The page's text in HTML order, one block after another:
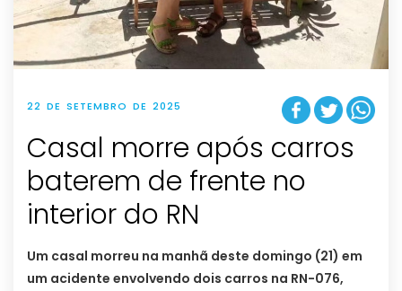
22 DE SETEMBRO DE 2025
Casal morre após carros
baterem de frente no
interior do RN
Um casal morreu na manhã deste domingo (21) em
um acidente envolvendo dois carros na RN-076,